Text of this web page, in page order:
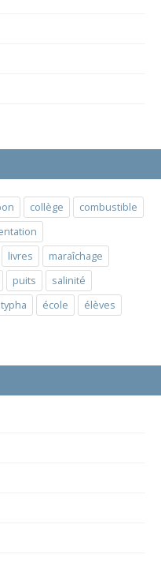
collège
combustible
livres
maraîchage
puits
salinité
typha école
élèves